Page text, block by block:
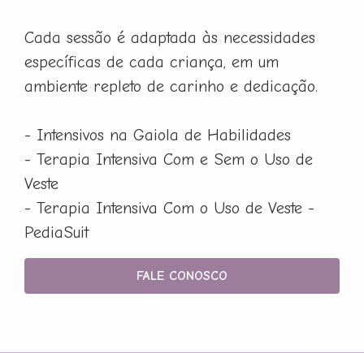
Cada sessão é adaptada às necessidades
específicas de cada criança, em um
ambiente repleto de carinho e dedicação.
- Intensivos na Gaiola de Habilidades
- Terapia Intensiva Com e Sem o Uso de
Veste
- Terapia Intensiva Com o Uso de Veste -
PediaSuit
FALE CONOSCO